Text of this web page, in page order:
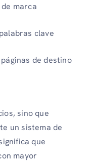
marca
clave
de destino
sino que
un sistema de
que
mayor